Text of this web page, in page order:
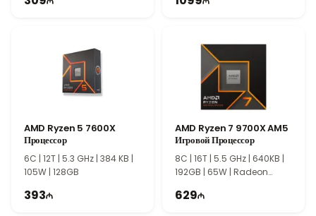
AMD Ryzen 5 7600X
Процессор
6C | 12T | 5.3 GHz | 384 KB |
105W | 128GB
393
AMD Ryzen 7 9700X AM5
Игровой Процессор
8C | 16T | 5.5 GHz | 640KB |
192GB | 65W | Radeon
629